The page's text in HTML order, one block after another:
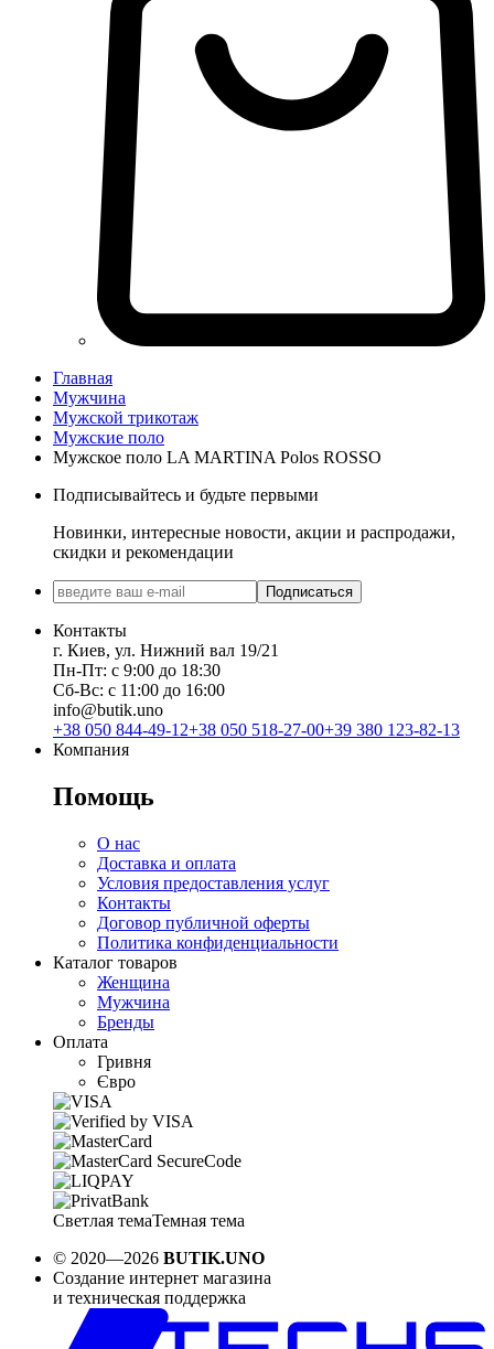
Главная
Мужчина
Мужской трикотаж
Мужские поло
Мужское поло LA MARTINA Polos ROSSO
Подписывайтесь и будьте первыми
Новинки, интересные новости, акции и распродажи,
скидки и рекомендации
Подписаться
Контакты
г. Киев, ул. Нижний вал 19/21
Пн-Пт: с 9:00 до 18:30
Сб-Вс: с 11:00 до 16:00
info@butik.uno
+38 050 844-49-12+38 050 518-27-00+39 380 123-82-13
Компания
Помощь
О нас
Доставка и оплата
Условия предоставления услуг
Контакты
Договор публичной оферты
Политика конфиденциальности
Каталог товаров
Женщина
Мужчина
Бренды
Оплата
Гривня
Євро
Светлая темаТемная тема
© 2020—2026 BUTIK.UNO
Создание интернет магазина
и техническая поддержка